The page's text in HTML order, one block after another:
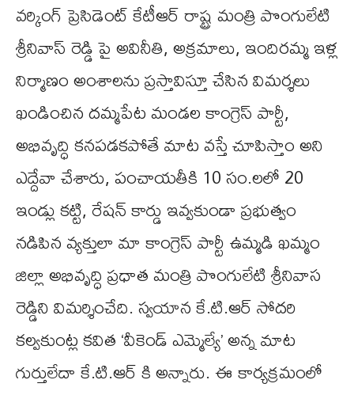
వర్కింగ్ ప్రెసిడెంట్ కేటీఆర్ రాష్ట్ర మంత్రి పొంగులేటి
శ్రీనివాస్ రెడ్డి పై అవినీతి, అక్రమాలు, ఇందిరమ్మ ఇళ్ల
నిర్మాణం అంశాలను ప్రస్తావిస్తూ చేసిన విమర్శలు
ఖండించిన దమ్మపేట మండల కాంగ్రెస్ పార్టీ,
అభివృద్ధి కనపడకపోతే మాట వస్తే చూపిస్తాం అని
ఎద్దేవా చేశారు, పంచాయతీకి 10 సం.లలో 20
ఇండ్లు కట్టి, రేషన్ కార్డు ఇవ్వకుండా ప్రభుత్వం
నడిపిన వ్యక్తులా మా కాంగ్రెస్ పార్టీ ఉమ్మడి ఖమ్మం
జిల్లా అభివృద్ధి ప్రధాత మంత్రి పొంగులేటి శ్రీనివాస
రెడ్డిని విమర్శించేది. స్వయాన కే.టి.ఆర్ సోదరి
కల్వకుంట్ల కవిత ‘వీకెండ్ ఎమ్మెల్యే’ అన్న మాట
గుర్తులేదా కే.టి.ఆర్ కి అన్నారు. ఈ కార్యక్రమంలో